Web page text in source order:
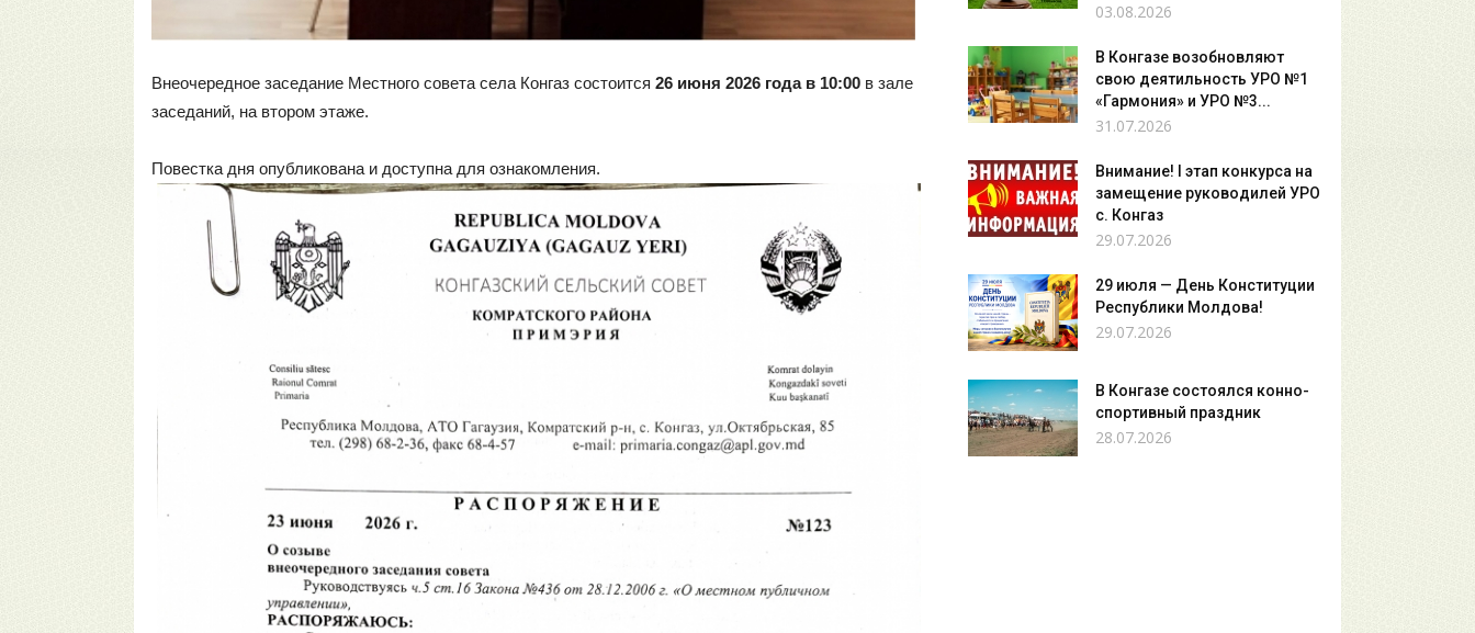
Внеочередное заседание Местного совета села Конгаз состоится 26 июня 2026 года в 10:00 в зале
заседаний, на втором этаже.
Повестка дня опубликована и доступна для ознакомления.
03.08.2026
В Конгазе возобновляют
свою деятильность УРО №1
«Гармония» и УРО №3...
31.07.2026
Внимание! I этап конкурса на
замещение руководилей УРО
с. Конгаз
29.07.2026
29 июля — День Конституции
Республики Молдова!
29.07.2026
В Конгазе состоялся конно-
спортивный праздник
28.07.2026